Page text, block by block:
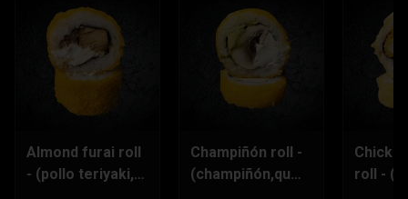
Almond furai roll
- (pollo teriyaki,
Champiñón roll -
(champiñón,ques
roll -